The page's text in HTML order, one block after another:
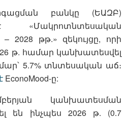
բանկը (ԵԱԶԲ)
2028 թթ.» զեկույցը, որի
թ. համար կանխատեսվել
5.7% տնտեսական աճ։
EconoMood-ը:
կանխատեսման
են ինչպես 2026 թ. (0.7